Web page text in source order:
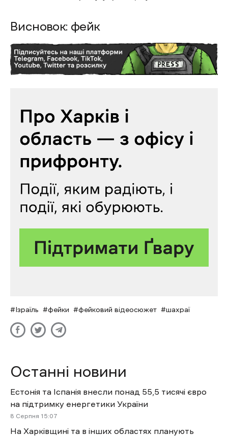
Висновок: фейк
Ізраїль фейки фейковий відеосюжет шахраї
Останні новини
Естонія та Іспанія внесли понад 55,5 тисячі євро
на підтримку енергетики України
8 Cерпня 15:07
На Харківщині та в інших областях планують